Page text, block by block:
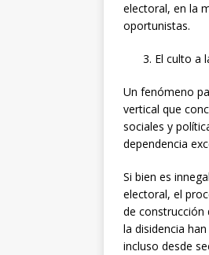
electoral, en la
oportunistas.
El culto a
Un fenómeno
vertical que
sociales y
dependencia
Si bien es
electoral, el
de construcción
la disidencia
incluso desde